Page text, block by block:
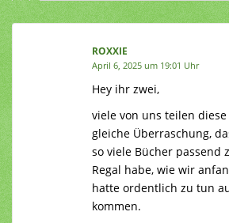
ROXXIE
April 6, 2025 um 19:01 Uhr
Hey ihr zwei,
viele von uns teilen
gleiche Überraschung,
so viele Bücher passend
Regal habe, wie wir
hatte ordentlich zu tun
kommen.